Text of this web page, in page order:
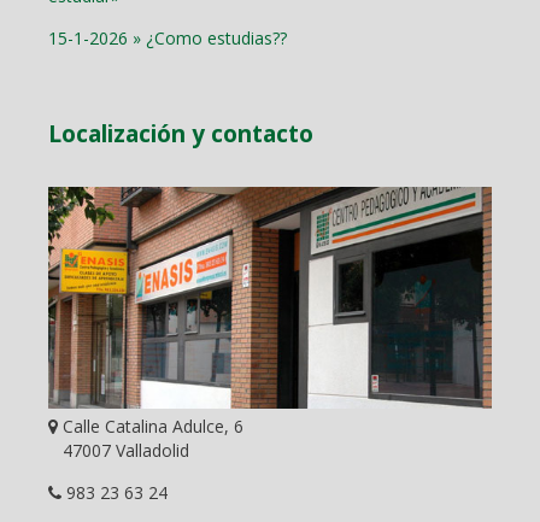
15-1-2026 » ¿Como estudias??
Localización y contacto
Calle Catalina Adulce, 6
47007 Valladolid
983 23 63 24